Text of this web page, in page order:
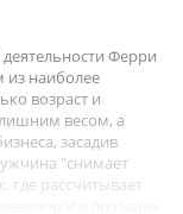
Ферри
из наиболее
возраст и
весом, а
засадив
"снимает
где рассчитывает